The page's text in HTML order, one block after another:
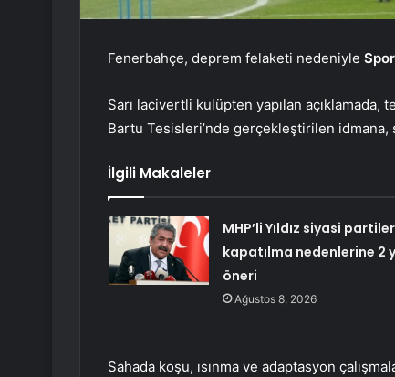
Fenerbahçe, deprem felaketi nedeniyle Spor
Sarı lacivertli kulüpten yapılan
Bartu Tesisleri’nde gerçekleştirilen idmana,
İlgili Makaleler
MHP’li Yıldız siyasi
kapatılma nedenlerine 2
öneri
Ağustos 8, 2026
Sahada koşu, ısınma ve adaptasyon